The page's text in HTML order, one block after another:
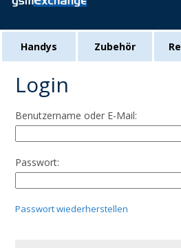
Handys Zubehör
Login
Benutzername oder E-Mail:
Passwort:
Passwort wiederherstellen